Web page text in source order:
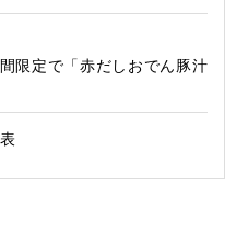
限定で「赤だしおでん豚汁